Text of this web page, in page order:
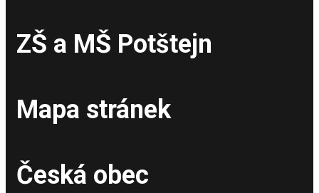
ZŠ a MŠ Potštejn
Mapa stránek
Česká obec